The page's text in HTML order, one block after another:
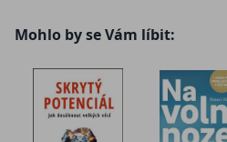
milující klidné mámy se ve
– tříská věcmi, křičí a děti
přísahala, že je nikdy
nestalo, že?
Mohlo by se Vám líbit: